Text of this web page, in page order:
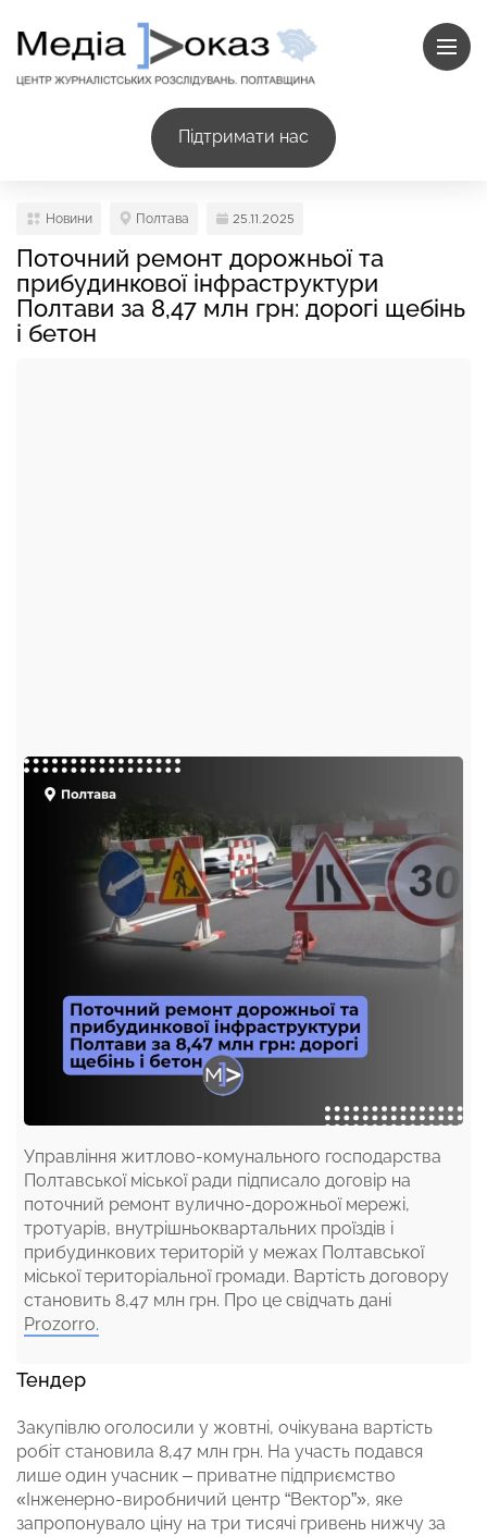
Підтримати нас
Новини Полтава 25.11.2025
Поточний ремонт дорожньої та
прибудинкової інфраструктури
Полтави за 8,47 млн грн: дорогі щебінь
і бетон
Управління житлово-комунального господарства
Полтавської міської ради підписало договір на
поточний ремонт вулично-дорожньої мережі,
тротуарів, внутрішньоквартальних проїздів і
прибудинкових територій у межах Полтавської
міської територіальної громади. Вартість договору
становить 8,47 млн грн. Про це свідчать дані
Prozorro.
Тендер
Закупівлю оголосили у жовтні, очікувана вартість
робіт становила 8,47 млн грн. На участь подався
лише один учасник – приватне підприємство
«Інженерно-виробничий центр “Вектор”», яке
запропонувало ціну на три тисячі гривень нижчу за